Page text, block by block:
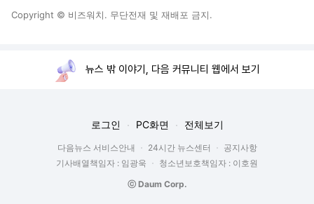
Copyright © 비즈워치. 무단전재 및 재배포 금지.
뉴스 밖 이야기, 다음 커뮤니티 웹에서 보기
로그인 PC화면 전체보기
다음뉴스 서비스안내 24시간 뉴스센터
공지사항
기사배열책임자 : 임광욱
청소년보호책임자 : 이호원
ⓒ Daum Corp.